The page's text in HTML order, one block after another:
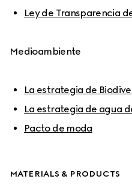
Ley de Transparencia
Medioambiente
La estrategia de
La estrategia de agua
Pacto de moda
MATERIALS & PRODUCTS